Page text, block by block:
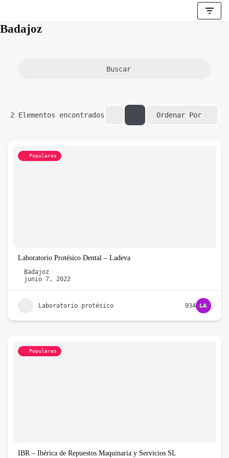
Saltar
Badajoz
Buscar
2 Elementos encontrados Ordenar Por
Populares
Laboratorio Protésico Dental – Ladeva
Badajoz
junio 7, 2022
Laboratorio protésico 934
Populares
IBR – Ibérica de Repuestos Maquinaria y Servicios SL